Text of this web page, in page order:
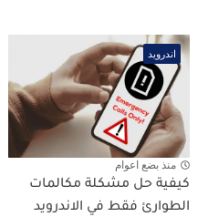
اندرويد
منذ بضع اعوام
كيفية حل مشكلة مكالمات
الطوارئ فقط في الاندرويد